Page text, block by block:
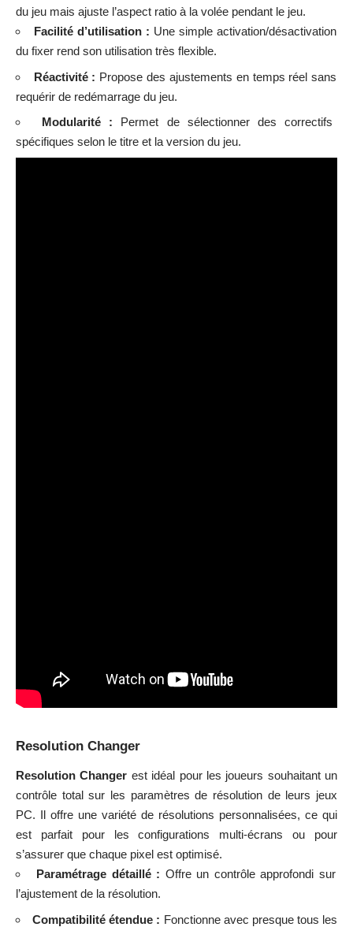
du jeu mais ajuste l’aspect ratio à la volée pendant le jeu.
Facilité d’utilisation : Une simple activation/désactivation
du fixer rend son utilisation très flexible.
Réactivité : Propose des ajustements en temps réel sans
requérir de redémarrage du jeu.
Modularité : Permet de sélectionner des correctifs
spécifiques selon le titre et la version du jeu.
Resolution Changer
Resolution Changer est idéal pour les joueurs souhaitant un
contrôle total sur les paramètres de résolution de leurs jeux
PC. Il offre une variété de résolutions personnalisées, ce qui
est parfait pour les configurations multi-écrans ou pour
s’assurer que chaque pixel est optimisé.
Paramétrage détaillé : Offre un contrôle approfondi sur
l’ajustement de la résolution.
Compatibilité étendue : Fonctionne avec presque tous les